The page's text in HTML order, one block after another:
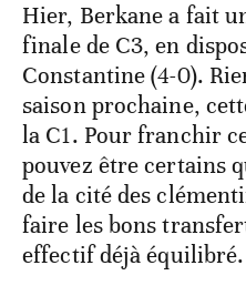
Hier, Berkane a fait
finale de C3, en
Constantine (4-0).
saison prochaine,
la C1. Pour franchir
pouvez être certains
de la cité des
faire les bons
effectif déjà équilibré.